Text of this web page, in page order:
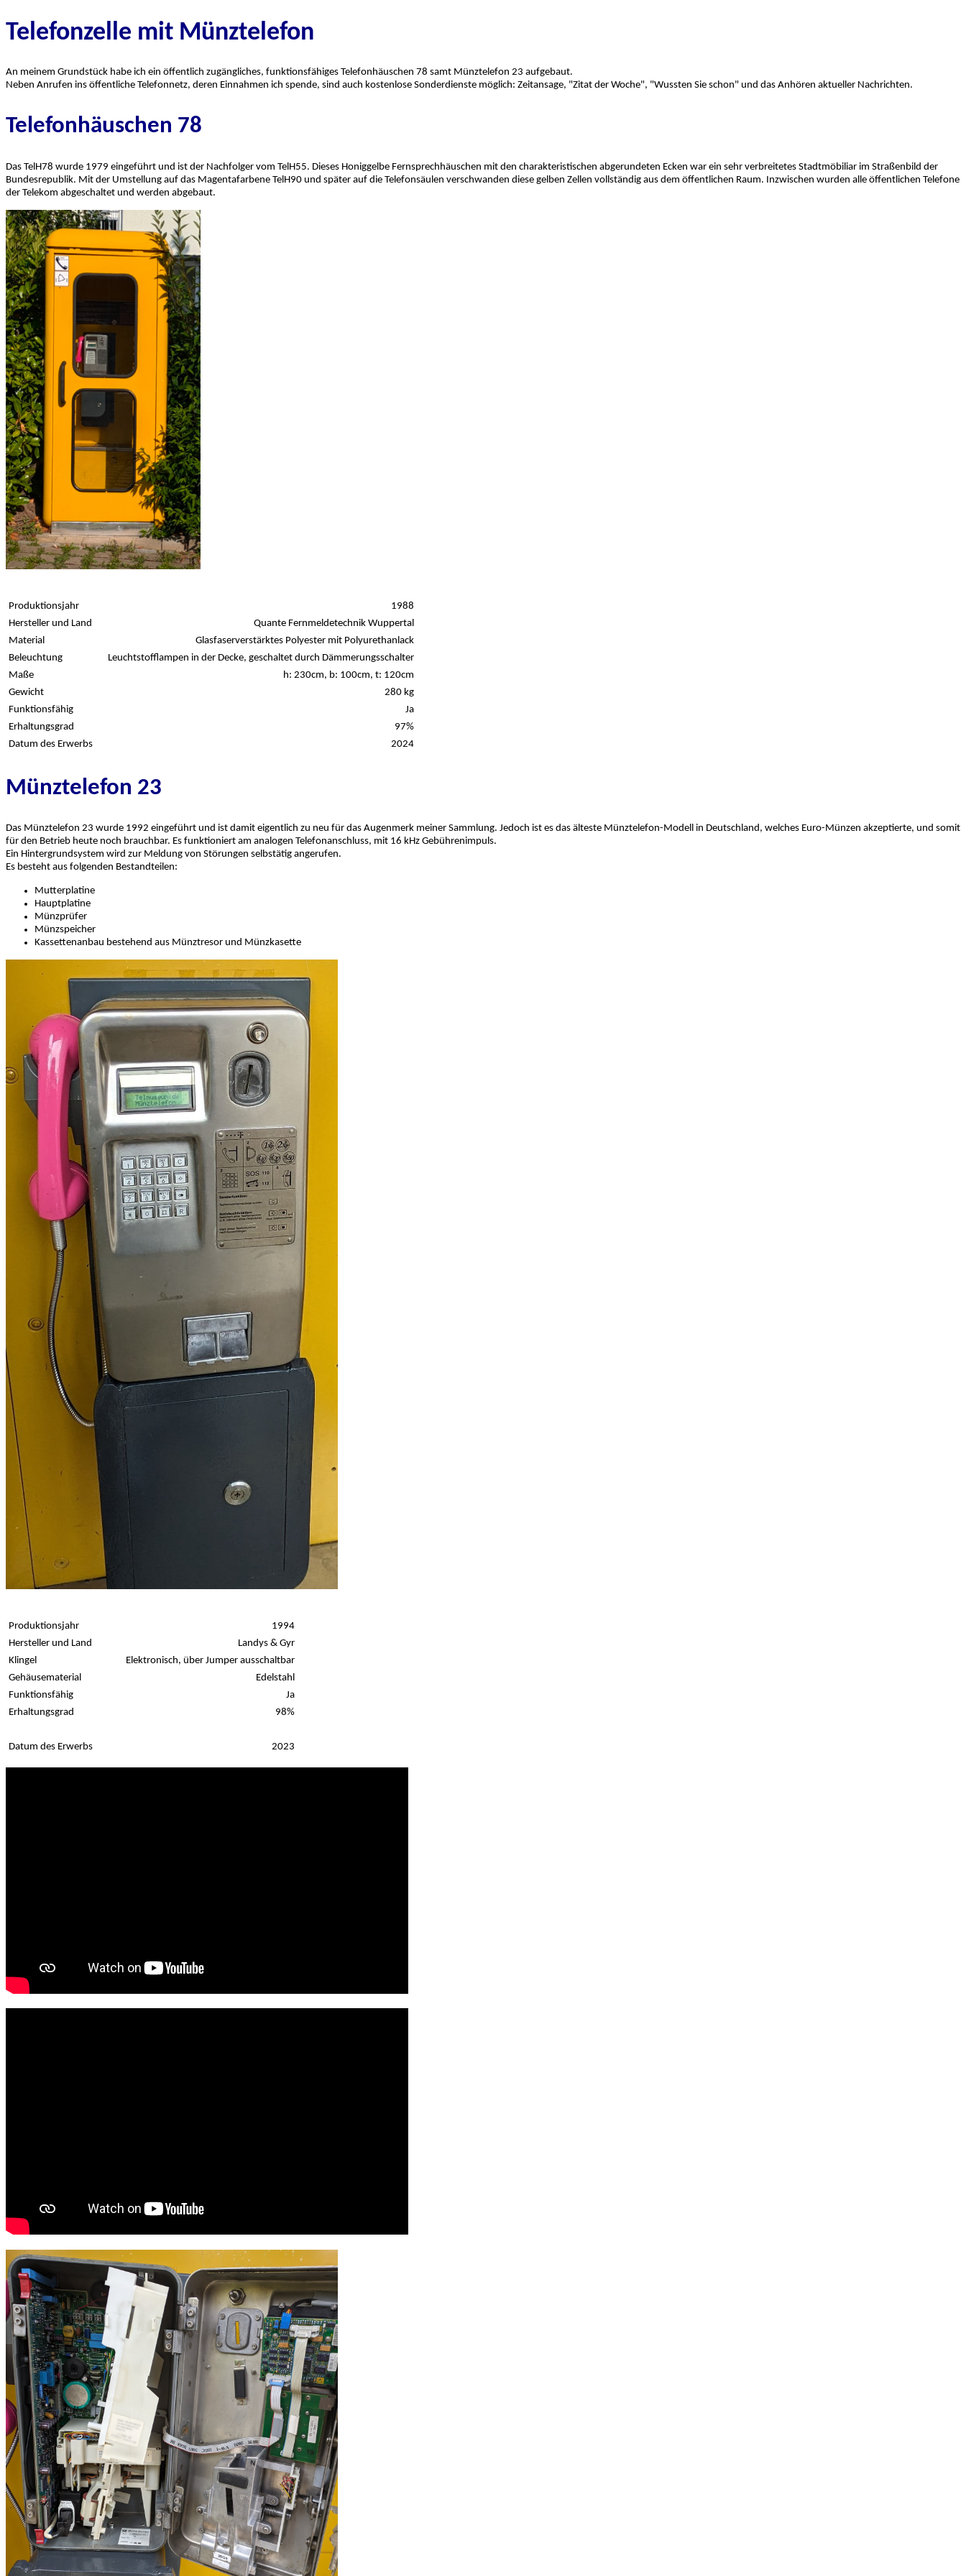
Telefonzelle mit Münztelefon
An meinem Grundstück habe ich ein öffentlich zugängliches, funktionsfähiges Telefonhäuschen 78 samt Münztelefon 23 aufgebaut.
Neben Anrufen ins öffentliche Telefonnetz, deren Einnahmen ich spende, sind auch kostenlose Sonderdienste möglich: Zeitansage, "Zitat der Woche", "Wussten Sie schon" und das Anhören aktueller Nachrichten.
Telefonhäuschen 78
Das TelH78 wurde 1979 eingeführt und ist der Nachfolger vom TelH55. Dieses Honiggelbe Fernsprechhäuschen mit den charakteristischen abgerundeten Ecken war ein sehr verbreitetes Stadtmöbiliar im Straßenbild der
Bundesrepublik. Mit der Umstellung auf das Magentafarbene TelH90 und später auf die Telefonsäulen verschwanden diese gelben Zellen vollständig aus dem öffentlichen Raum. Inzwischen wurden alle öffentlichen Telefone
der Telekom abgeschaltet und werden abgebaut.
Produktionsjahr
1988
Hersteller und Land
Quante Fernmeldetechnik Wuppertal
Material
Glasfaserverstärktes Polyester mit Polyurethanlack
Beleuchtung
Leuchtstofflampen in der Decke, geschaltet durch Dämmerungsschalter
Maße
h: 230cm, b: 100cm, t: 120cm
Gewicht
280 kg
Funktionsfähig
Ja
Erhaltungsgrad
97%
Datum des Erwerbs
2024
Münztelefon 23
Das Münztelefon 23 wurde 1992 eingeführt und ist damit eigentlich zu neu für das Augenmerk meiner Sammlung. Jedoch ist es das älteste Münztelefon-Modell in Deutschland, welches Euro-Münzen akzeptierte, und somit
für den Betrieb heute noch brauchbar. Es funktioniert am analogen Telefonanschluss, mit 16 kHz Gebührenimpuls.
Ein Hintergrundsystem wird zur Meldung von Störungen selbstätig angerufen.
Es besteht aus folgenden Bestandteilen:
Mutterplatine
Hauptplatine
Münzprüfer
Münzspeicher
Kassettenanbau bestehend aus Münztresor und Münzkasette
Produktionsjahr
1994
Hersteller und Land
Landys & Gyr
Klingel
Elektronisch, über Jumper ausschaltbar
Gehäusematerial
Edelstahl
Funktionsfähig
Ja
Erhaltungsgrad
98%
Datum des Erwerbs 2023